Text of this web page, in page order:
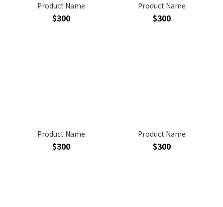
Product Name
$300
Product Name
$300
Product Name
$300
Product Name
$300